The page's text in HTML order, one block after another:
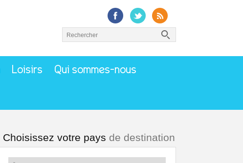
Loisirs Qui sommes-nous
Choisissez votre pays de destination